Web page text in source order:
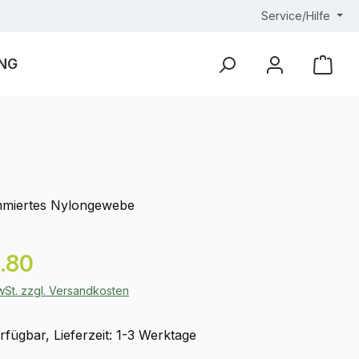
Service/Hilfe
Nylongewebe
zzgl. Versandkosten
Lieferzeit: 1-3 Werktage